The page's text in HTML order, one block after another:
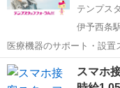
テンプス
伊予西条
医療機器のサポート・設
医療サポート職！直接「あ
りがいがあります・未経験
愛媛 西条市 伊予
スマホ